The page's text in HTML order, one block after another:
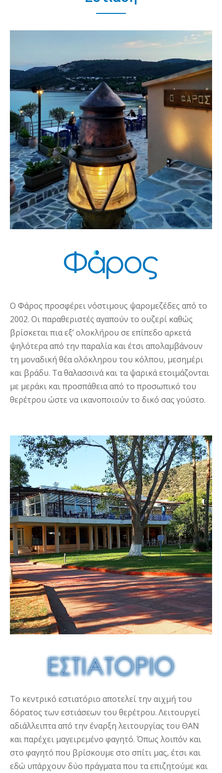
Ο Φάρος προσφέρει νόστιμους ψαρομεζέδες από το
2002. Οι παραθεριστές αγαπούν το ουζερί καθώς
βρίσκεται πια εξ’ ολοκλήρου σε επίπεδο αρκετά
ψηλότερα από την παραλία και έτσι απολαμβάνουν
τη μοναδική θέα ολόκληρου του κόλπου, μεσημέρι
και βράδυ. Τα θαλασσινά και τα ψαρικά ετοιμάζονται
με μεράκι και προσπάθεια από το προσωπικό του
θερέτρου ώστε να ικανοποιούν το δικό σας γούστο.
Το κεντρικό εστιατόριο αποτελεί την αιχμή του
δόρατος των εστιάσεων του θερέτρου. Λειτουργεί
αδιάλλειπτα από την έναρξη λειτουργίας του ΘΑΝ
και παρέχει μαγειρεμένο φαγητό. Όπως λοιπόν και
στο φαγητό που βρίσκουμε στο σπίτι μας, έτσι και
εδώ υπάρχουν δύο πράγματα που τα επιζητούμε και